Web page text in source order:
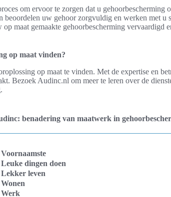
om ervoor te zorgen dat u gehoorbescherming
beoordelen uw gehoor zorgvuldig en werken met u
maat gemaakte gehoorbescherming vervaardigd
op maat vinden?
op maat te vinden. Met de expertise en
Bezoek Audinc.nl om meer te leren over de
benadering van maatwerk in
Voornaamste
Leuke dingen doen
Lekker leven
Wonen
Werk